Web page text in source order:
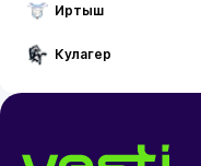
Иртыш
Кулагер